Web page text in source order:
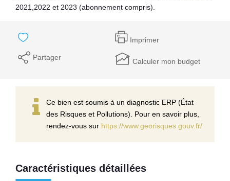
2021,2022 et 2023 (abonnement compris).
Imprimer
Partager Calculer mon budget
Ce bien est soumis à un diagnostic ERP (État
des Risques et Pollutions). Pour en savoir plus,
rendez-vous sur https://www.georisques.gouv.fr/
Caractéristiques détaillées